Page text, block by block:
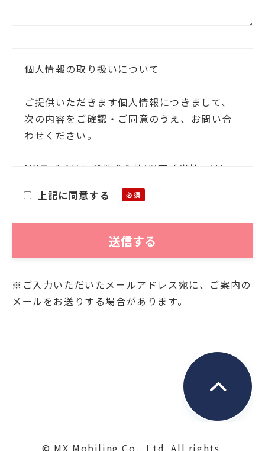
個人情報の取り扱いについて
ご提供いただきます個人情報につきまして、
次の内容をご確認・ご同意のうえ、お問い合
わせください。
MXモバイリング株式会社(以下「当社」)は、
お客様ご本人の氏名・住所等の個人情報(以下
「個人情報」)をご提供いただくにあたり、そ
ないことを次の通りお知らせいたします。
お客様よりご提供いただきました個人情報
は、当社において、次の目的にのみ利用させ
・資料発送およびこれに付随する連絡のため
・お問合せに対するご回答の送付のため
上記に同意する
※ご入力いただいたメールアドレス宛に、ご案内の
メールをお送りする場合があります。
© MX Mobiling Co., Ltd. All rights